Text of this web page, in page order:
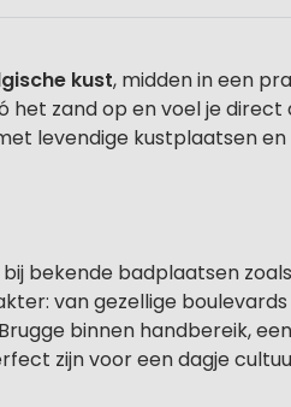
kust, midden in een
het zand op en voel je
levendige kustplaatsen
bekende badplaatsen
van gezellige
binnen handbereik, een
zijn voor een dagje